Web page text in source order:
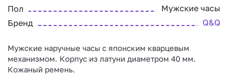
Пол
Мужские часы
Бренд
Q&Q
Мужские наручные часы с японским кварцевым
механизмом. Корпус из латуни диаметром 40 мм.
Кожаный ремень.